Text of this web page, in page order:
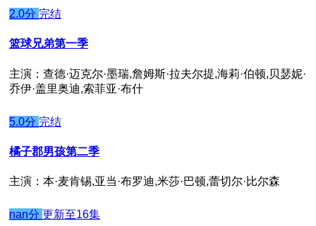
2.0分 完结
篮球兄弟第一季
主演：查德·迈克尔·墨瑞,詹姆斯·拉夫尔提,海莉·伯顿,贝瑟妮·
乔伊·盖里奥迪,索菲亚·布什
5.0分 完结
橘子郡男孩第二季
主演：本·麦肯锡,亚当·布罗迪,米莎·巴顿,蕾切尔·比尔森
nan分 更新至16集